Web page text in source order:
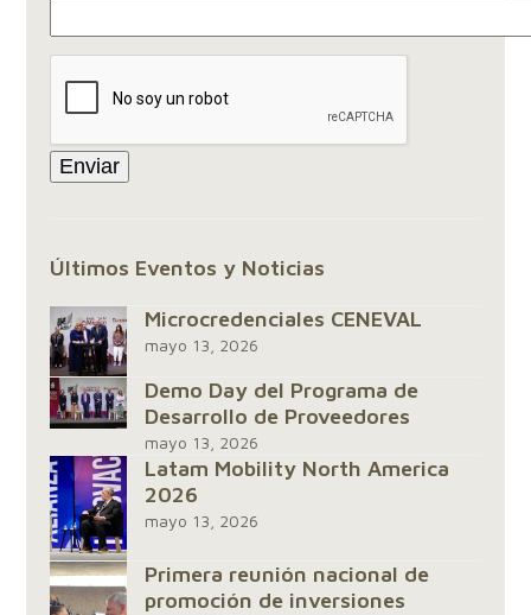
Últimos Eventos y Noticias
Microcredenciales CENEVAL
mayo 13, 2026
Demo Day del Programa de
Desarrollo de Proveedores
mayo 13, 2026
Latam Mobility North America
2026
mayo 13, 2026
Primera reunión nacional de
promoción de inversiones